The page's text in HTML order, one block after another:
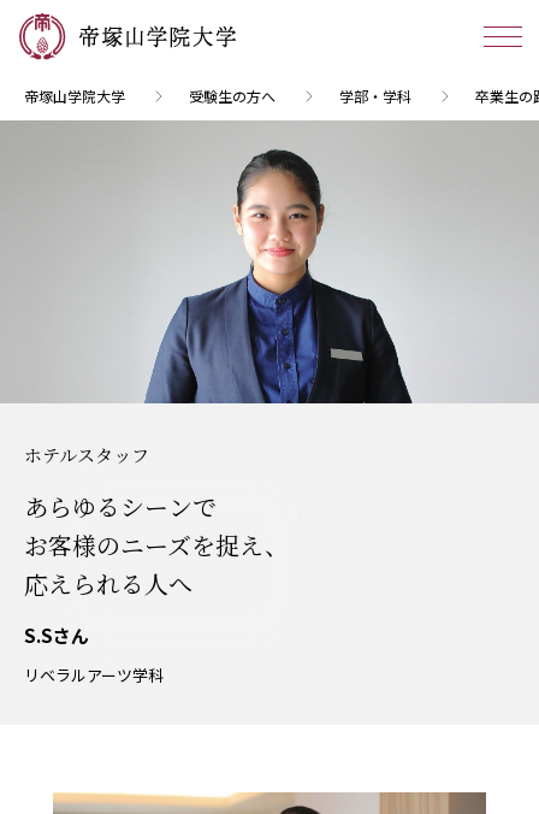
帝塚山学院大学 受験生の方へ 学部・学科 卒業生の
ホテルスタッフ
あらゆるシーンで
お客様のニーズを捉え、
応えられる人へ
S.Sさん
リベラルアーツ学科